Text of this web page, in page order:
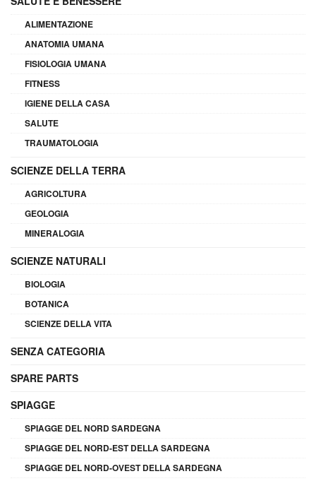
ALIMENTAZIONE
ANATOMIA UMANA
FISIOLOGIA UMANA
FITNESS
IGIENE DELLA CASA
SALUTE
TRAUMATOLOGIA
SCIENZE DELLA TERRA
AGRICOLTURA
GEOLOGIA
MINERALOGIA
SCIENZE NATURALI
BIOLOGIA
BOTANICA
SCIENZE DELLA VITA
SENZA CATEGORIA
SPARE PARTS
SPIAGGE
SPIAGGE DEL NORD SARDEGNA
SPIAGGE DEL NORD-EST DELLA SARDEGNA
SPIAGGE DEL NORD-OVEST DELLA SARDEGNA